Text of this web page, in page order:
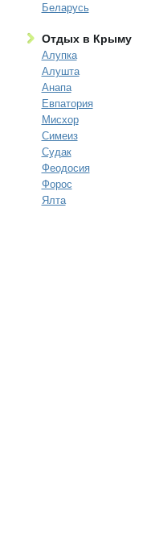
Беларусь
Отдых в Крыму
Алупка
Алушта
Анапа
Евпатория
Мисхор
Симеиз
Судак
Феодосия
Форос
Ялта